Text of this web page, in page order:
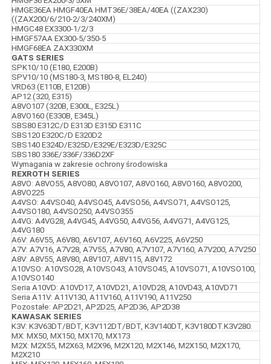
HMGE36EA HMGF40EA HMT36E/38EA/40EA ((ZAX230)
((ZAX200/6/210-2/3/240XM)
HMGC48 EX3300-1/2/3
HMGF57AA EX300-5/350-5
HMGF68EA ZAX330XM
GATS SERIES
SPK10/10 (E180, E200B)
SPV10/10 (MS180-3, MS180-8, EL240)
VRD63 (E110B, E120B)
AP12 (320, E315)
A8VO107 (320B, E300L, E325L)
A8VO160 (E330B, E345L)
SBS80 E312C/D E313D E315D E311C
SBS120 E320C/D E320D2
SBS140 E324D/E325D/E329E/E323D/E325C
SBS180 336E/336F/336D2XF
Wymagania w zakresie ochrony środowiska
REXROTH SERIES
A8VO: A8VO55, A8VO80, A8VO107, A8VO160, A8VO160, A8VO200,
A8VO225
A4VSO: A4VSO40, A4VSO45, A4VSO56, A4VSO71, A4VSO125,
A4VSO180, A4VSO250, A4VSO355
A4VG: A4VG28, A4VG45, A4VG50, A4VG56, A4VG71, A4VG125,
A4VG180
A6V: A6V55, A6V80, A6V107, A6V160, A6V225, A6V250
A7V: A7V16, A7V28, A7V55, A7V80, A7V107, A7V160, A7V200, A7V250
A8V: A8V55, A8V80, A8V107, A8V115, A8V172
A10VSO: A10VSO28, A10VSO43, A10VSO45, A10VSO71, A10VSO100,
A10VSO140
Seria A10VD: A10VD17, A10VD21, A10VD28, A10VD43, A10VD71
Seria A11V: A11V130, A11V160, A11V190, A11V250
Pozostałe: AP2D21, AP2D25, AP2D36, AP2D38
KAWASAK SERIES
K3V: K3V63DT/BDT, K3V112DT/BDT, K3V140DT, K3V180DT.K3V280.
MX: MX50, MX150, MX170, MX173
M2X: M2X55, M2X63, M2X96, M2X120, M2X146, M2X150, M2X170,
M2X210